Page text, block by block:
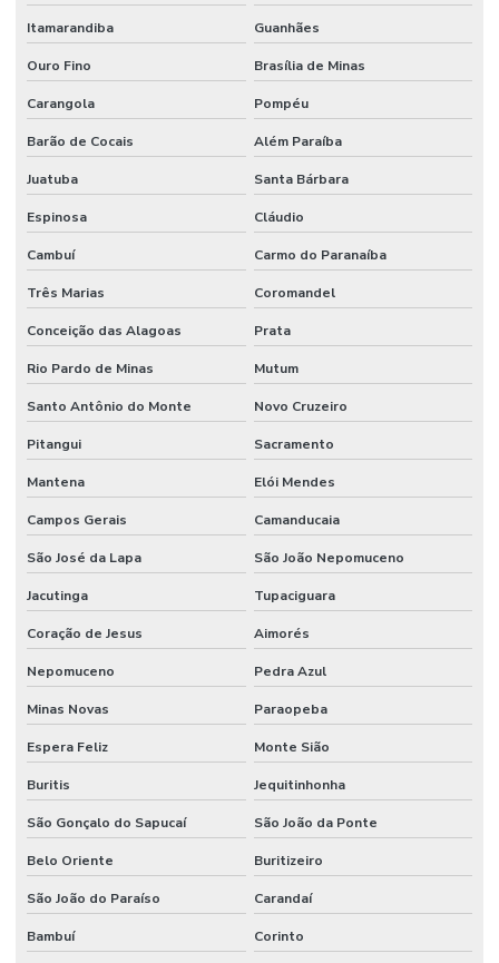
Remoção de máquinas pesadas
Serviço de montagem industrial
Serviço de pintura predial
Serviços de manutenção industrial
Sistema de manutenção industrial
Itamarandiba Guanhães
Ouro Fino Brasília de Minas
Carangola Pompéu
Barão de Cocais Além Paraíba
Juatuba Santa Bárbara
Espinosa Cláudio
Cambuí Carmo do Paranaíba
Três Marias Coromandel
Conceição das Alagoas Prata
Rio Pardo de Minas Mutum
Santo Antônio do Monte Novo Cruzeiro
Pitangui Sacramento
Mantena Elói Mendes
Campos Gerais Camanducaia
São José da Lapa São João Nepomuceno
Jacutinga Tupaciguara
Coração de Jesus Aimorés
Nepomuceno Pedra Azul
Minas Novas Paraopeba
Espera Feliz Monte Sião
Buritis Jequitinhonha
São Gonçalo do Sapucaí São João da Ponte
Belo Oriente Buritizeiro
São João do Paraíso Carandaí
Bambuí Corinto